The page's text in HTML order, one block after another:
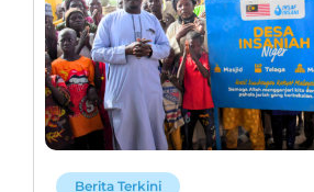
Berita Terkini